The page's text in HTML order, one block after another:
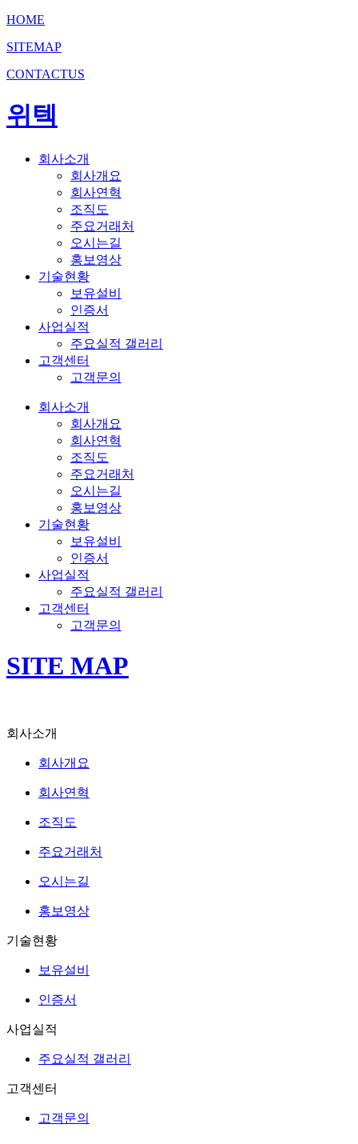
HOME
SITEMAP
CONTACTUS
위텍
회사소개
회사개요
회사연혁
조직도
주요거래처
오시는길
홍보영상
기술현황
보유설비
인증서
사업실적
주요실적 갤러리
고객센터
고객문의
회사소개
회사개요
회사연혁
조직도
주요거래처
오시는길
홍보영상
기술현황
보유설비
인증서
사업실적
주요실적 갤러리
고객센터
고객문의
SITE MAP
회사소개
회사개요
회사연혁
조직도
주요거래처
오시는길
홍보영상
기술현황
보유설비
인증서
사업실적
주요실적 갤러리
고객센터
고객문의